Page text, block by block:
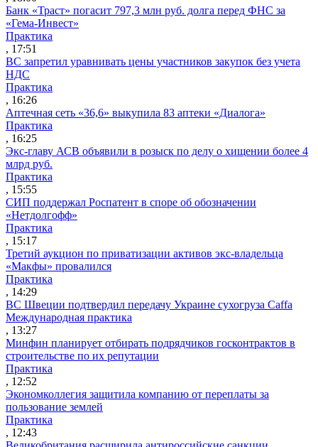
Банк «Траст» погасит 797,3 млн руб. долга перед ФНС за
«Гема-Инвест»
Практика
, 17:51
ВС запретил уравнивать цены участников закупок без учета
НДС
Практика
, 16:26
Аптечная сеть «36,6» выкупила 83 аптеки «Диалога»
Практика
, 16:25
Экс-главу АСВ объявили в розыск по делу о хищении более 4
млрд руб.
Практика
, 15:55
СИП поддержал Роспатент в споре об обозначении
«Нетдолгофф»
Практика
, 15:17
Третий аукцион по приватизации активов экс-владельца
«Макфы» провалился
Практика
, 14:29
ВС Швеции подтвердил передачу Украине сухогруза Caffa
Международная практика
, 13:27
Минфин планирует отбирать подрядчиков госконтрактов в
строительстве по их репутации
Практика
, 12:52
Экономколлегия защитила компанию от переплаты за
пользование землей
Практика
, 12:43